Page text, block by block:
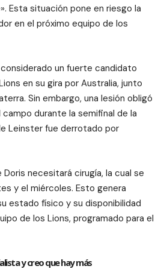
Esta situación pone en riesgo la
en el próximo equipo de los
un fuerte candidato
en su gira por Australia, junto
Sin embargo, una lesión obligó
campo durante la semifinal de la
Leinster fue derrotado por
necesitará cirugía, la cual se
y el miércoles. Esto genera
estado físico y su disponibilidad
de los Lions, programado para el
y creo que hay más